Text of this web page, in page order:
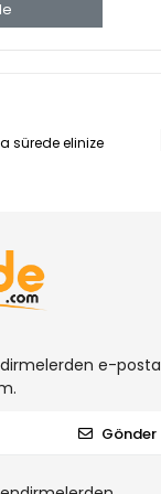
sürede elinize
e-posta
Gönder